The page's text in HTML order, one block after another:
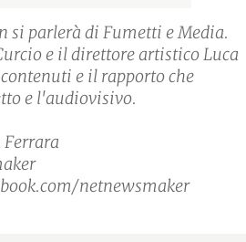
si parlerà di Fumetti e Media.
e il direttore artistico Luca
e il rapporto che
e l'audiovisivo.
Ferrara
netnewsmaker